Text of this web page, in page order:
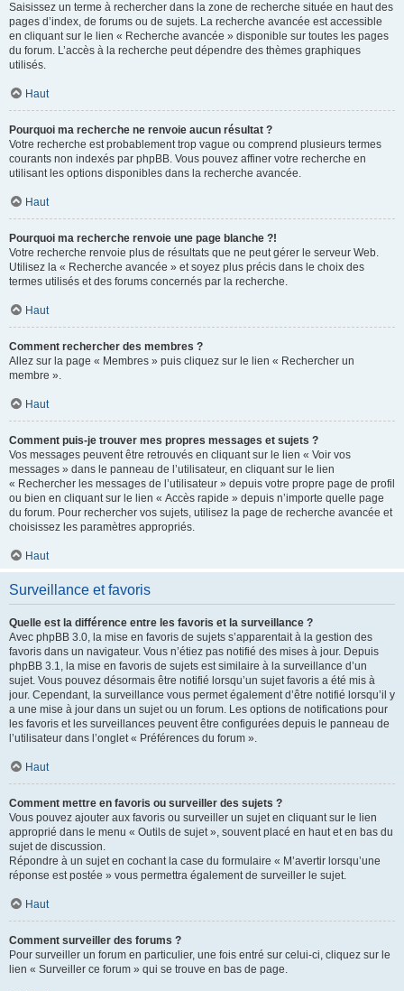
Saisissez un terme à rechercher dans la zone de recherche située en haut des
pages d’index, de forums ou de sujets. La recherche avancée est accessible
en cliquant sur le lien « Recherche avancée » disponible sur toutes les pages
du forum. L’accès à la recherche peut dépendre des thèmes graphiques
utilisés.
Haut
Pourquoi ma recherche ne renvoie aucun résultat ?
Votre recherche est probablement trop vague ou comprend plusieurs termes
courants non indexés par phpBB. Vous pouvez affiner votre recherche en
utilisant les options disponibles dans la recherche avancée.
Haut
Pourquoi ma recherche renvoie une page blanche ?!
Votre recherche renvoie plus de résultats que ne peut gérer le serveur Web.
Utilisez la « Recherche avancée » et soyez plus précis dans le choix des
termes utilisés et des forums concernés par la recherche.
Haut
Comment rechercher des membres ?
Allez sur la page « Membres » puis cliquez sur le lien « Rechercher un
membre ».
Haut
Comment puis-je trouver mes propres messages et sujets ?
Vos messages peuvent être retrouvés en cliquant sur le lien « Voir vos
messages » dans le panneau de l’utilisateur, en cliquant sur le lien
« Rechercher les messages de l’utilisateur » depuis votre propre page de profil
ou bien en cliquant sur le lien « Accès rapide » depuis n’importe quelle page
du forum. Pour rechercher vos sujets, utilisez la page de recherche avancée et
choisissez les paramètres appropriés.
Haut
Surveillance et favoris
Quelle est la différence entre les favoris et la surveillance ?
Avec phpBB 3.0, la mise en favoris de sujets s’apparentait à la gestion des
favoris dans un navigateur. Vous n’étiez pas notifié des mises à jour. Depuis
phpBB 3.1, la mise en favoris de sujets est similaire à la surveillance d’un
sujet. Vous pouvez désormais être notifié lorsqu’un sujet favoris a été mis à
jour. Cependant, la surveillance vous permet également d’être notifié lorsqu’il y
a une mise à jour dans un sujet ou un forum. Les options de notifications pour
les favoris et les surveillances peuvent être configurées depuis le panneau de
l’utilisateur dans l’onglet « Préférences du forum ».
Haut
Comment mettre en favoris ou surveiller des sujets ?
Vous pouvez ajouter aux favoris ou surveiller un sujet en cliquant sur le lien
approprié dans le menu « Outils de sujet », souvent placé en haut et en bas du
sujet de discussion.
Répondre à un sujet en cochant la case du formulaire « M’avertir lorsqu’une
réponse est postée » vous permettra également de surveiller le sujet.
Haut
Comment surveiller des forums ?
Pour surveiller un forum en particulier, une fois entré sur celui-ci, cliquez sur le
lien « Surveiller ce forum » qui se trouve en bas de page.